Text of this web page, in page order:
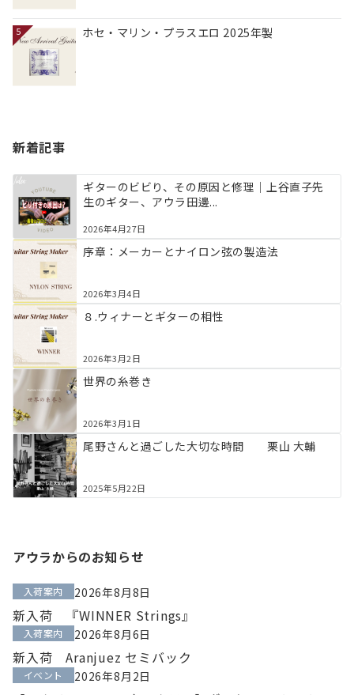
5 ホセ・マリン・プラスエロ 2025年製
新着記事
ギターのビビり、その原因と修理｜上谷直子先
生のギター、アウラ田邊...
2026年4月27日
序章：メーカーとナイロン弦の製造法
2026年3月4日
８.ウィナーとギターの相性
2026年3月2日
世界の糸巻き
2026年3月1日
尾野さんと過ごした大切な時間 栗山 大輔
2025年5月22日
アウラからのお知らせ
2026年8月8日
入荷案内
新入荷 『WINNER Strings』
2026年8月6日
入荷案内
新入荷 Aranjuez セミバック
2026年8月2日
イベント